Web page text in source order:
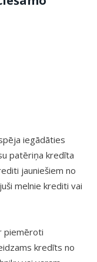
iegādāties
patēriņa kredīta
jauniešiem no
melnie krediti vai
piemēroti
kredīts no